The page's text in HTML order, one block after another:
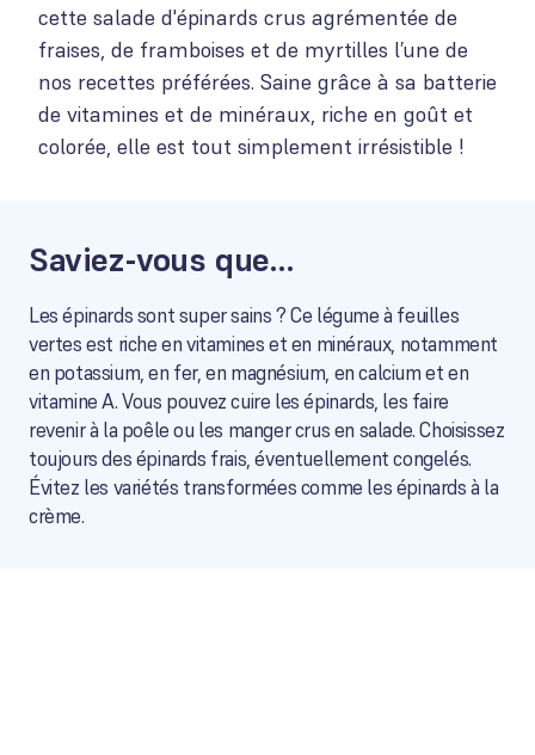
cette salade d'épinards crus agrémentée de
fraises, de framboises et de myrtilles l’une de
nos recettes préférées. Saine grâce à sa batterie
de vitamines et de minéraux, riche en goût et
colorée, elle est tout simplement irrésistible !
Saviez-vous que…
Les épinards sont super sains ? Ce légume à feuilles
vertes est riche en vitamines et en minéraux, notamment
en potassium, en fer, en magnésium, en calcium et en
vitamine A. Vous pouvez cuire les épinards, les faire
revenir à la poêle ou les manger crus en salade. Choisissez
toujours des épinards frais, éventuellement congelés.
Évitez les variétés transformées comme les épinards à la
crème.